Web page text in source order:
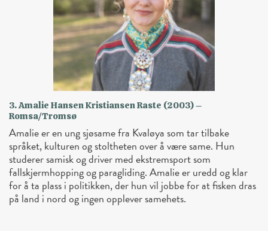
3. Amalie Hansen Kristiansen Raste (2003) –
Romsa/Tromsø
Amalie er en ung sjøsame fra Kvaløya som tar tilbake
språket, kulturen og stoltheten over å være same. Hun
studerer samisk og driver med ekstremsport som
fallskjermhopping og paragliding. Amalie er uredd og klar
for å ta plass i politikken, der hun vil jobbe for at fisken dras
på land i nord og ingen opplever samehets.